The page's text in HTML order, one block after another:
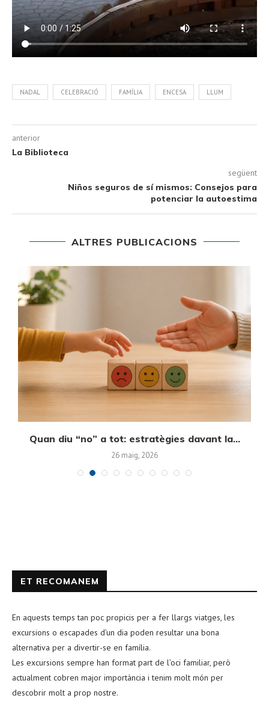
NADAL CELEBRACIÓ FAMÍLIA ENCESA LLUM
anterior
La Biblioteca
següent
Niños seguros de sí mismos: Consejos para
potenciar la autoestima
ALTRES PUBLICACIONS
Quan diu “no” a tot: estratègies davant la...
26 maig, 2026
ET RECOMANEM
En aquests temps tan poc propicis per a fer llargs viatges, les
excursions o escapades d’un dia poden resultar una bona
alternativa per a divertir-se en família.
Les excursions sempre han format part de l’oci familiar, però
actualment cobren major importància i tenim molt món per
descobrir molt a prop nostre.